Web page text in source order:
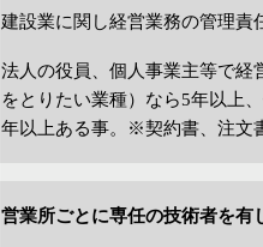
建設業に関し経営業務の管理責
法人の役員、個人事業主等で経
をとりたい業種）なら5年以上
年以上ある事。※契約書、注文
営業所ごとに専任の技術者を有